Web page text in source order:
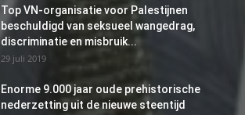
Top VN-organisatie voor Palestijnen
beschuldigd van seksueel wangedrag,
discriminatie en misbruik...
29 juli 2019
Enorme 9.000 jaar oude prehistorische
nederzetting uit de nieuwe steentijd